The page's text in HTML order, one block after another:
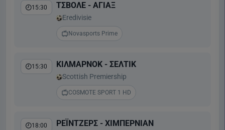
15:30 ΤΣΒΟΛΕ - ΑΓΙΑΞ
Eredivisie
Novasports Prime
15:30 ΚΙΛΜΑΡΝΟΚ - ΣΕΛΤΙΚ
Scottish Premiership
COSMOTE SPORT 1 HD
18:00 ΡΕΪΝΤΖΕΡΣ - ΧΙΜΠΕΡΝΙΑΝ